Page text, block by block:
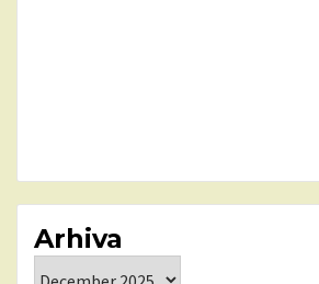
Arhiva